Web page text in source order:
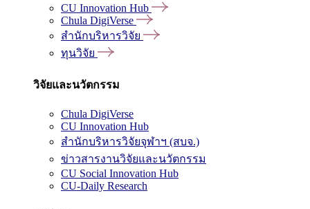
CU Innovation Hub
Chula DigiVerse
สำนักบริหารวิจัย
ทุนวิจัย
วิจัยและนวัตกรรม
Chula DigiVerse
CU Innovation Hub
สำนักบริหารวิจัยจุฬาฯ (สบจ.)
ข่าวสารงานวิจัยและนวัตกรรม
CU Social Innovation Hub
CU-Daily Research